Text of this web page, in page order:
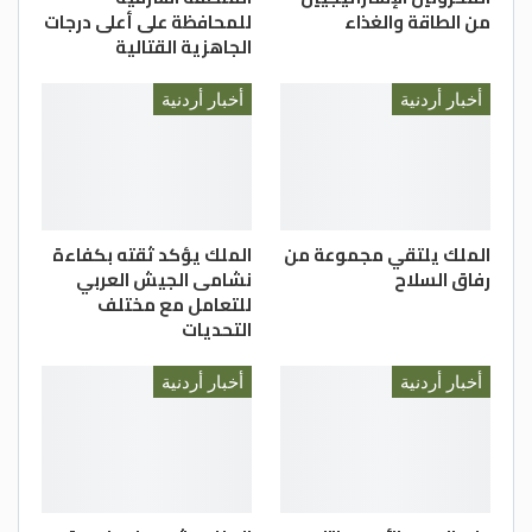
اللسان”، على إثر خلاف بينها وبين إحدى
الإعلاميات قالت فيه: “أبوي أحسن من الملك”.
من الطاقة والغذاء للمحافظة على أعلى درجات
الجاهزية القتالية
أخبار أردنية
الملك يلتقي مجموعة من
رفاق السلاح
أخبار أردنية
الملك يؤكد ثقته بكفاءة
نشامى الجيش العربي
للتعامل مع مختلف
التحديات
أخبار أردنية أخبار أردنية